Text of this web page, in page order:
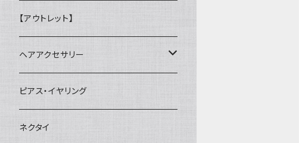
【アウトレット】
ヘアアクセサリー
ヘアクリップ
ヘッドドレス・カチューシャ
ピアス・イヤリング
ネクタイ